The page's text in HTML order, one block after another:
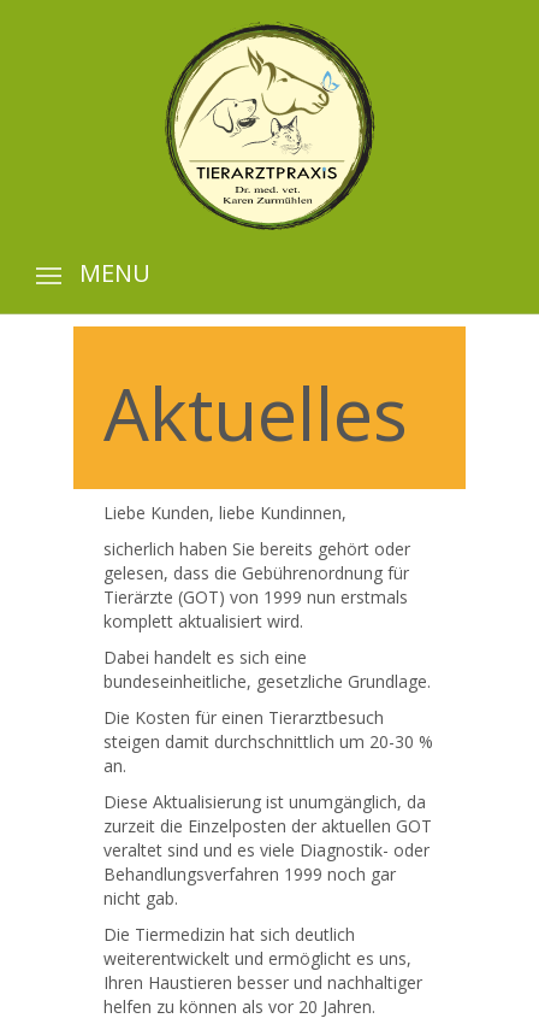
MENU
Aktuelles
Liebe Kunden, liebe Kundinnen,
sicherlich haben Sie bereits gehört oder
gelesen, dass die Gebührenordnung für
Tierärzte (GOT) von 1999 nun erstmals
komplett aktualisiert wird.
Dabei handelt es sich eine
bundeseinheitliche, gesetzliche Grundlage.
Die Kosten für einen Tierarztbesuch
steigen damit durchschnittlich um 20-30 %
an.
Diese Aktualisierung ist unumgänglich, da
zurzeit die Einzelposten der aktuellen GOT
veraltet sind und es viele Diagnostik- oder
Behandlungsverfahren 1999 noch gar
nicht gab.
Die Tiermedizin hat sich deutlich
weiterentwickelt und ermöglicht es uns,
Ihren Haustieren besser und nachhaltiger
helfen zu können als vor 20 Jahren.